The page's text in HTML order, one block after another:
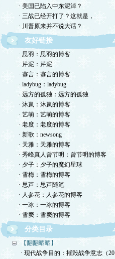
· 美国已陷入中东泥淖？
· 三战已经开打了？这就是，
· 川普原来并不说大话？
友好链接
· 思羽：思羽的博客
· 芹泥：芹泥
· 寡言：寡言的博客
· ladybug：ladybug
· 远方的孤独：远方的孤独
· 沐岚：沐岚的博客
· 艺萌：艺萌的博客
· 老度：老度的博客
· 新歌：newsong
· 天雅：天雅的博客
· 秀峰真人曾节明：曾节明的博客
· 夕子：夕子的魔幻星球
· 雪梅：雪梅的博客
· 思芦：思芦随笔
· 人参花：人参花的博客
· 一冰：一冰的博客
· 雪窦：雪窦的博客
分类目录
【翻翻晒晒】
· 现代战争目的：摧毁战争意志（20